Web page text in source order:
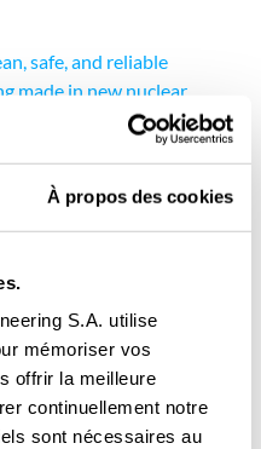
À propos des cookies
S.A. utilise
mémoriser vos
offrir la meilleure
continuellement notre
sont nécessaires au
safe, and reliable
made in new nuclear
business potential that
industry. Together with
our individual and
to-end solutions that
Ontario Power